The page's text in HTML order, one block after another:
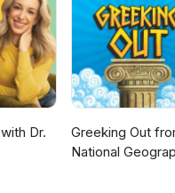
Dr.
Greeking Out
National